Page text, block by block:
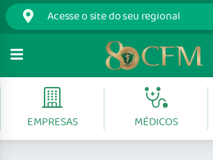
EMPRESAS MÉDICOS